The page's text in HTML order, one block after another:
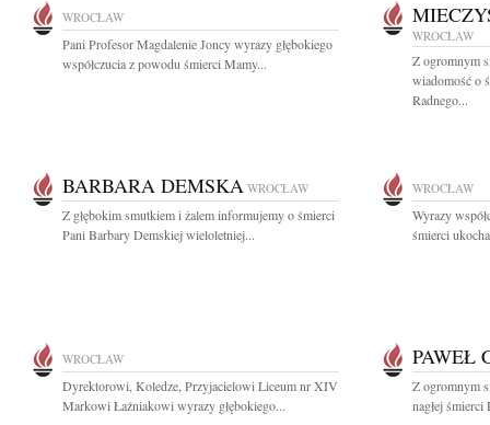
WROCŁAW
Pani Profesor Magdalenie Joncy wyrazy głębokiego
współczucia z powodu śmierci Mamy...
WROCŁAW
Z ogromnym
wiadomość o
Radnego...
BARBARA DEMSKA WROCŁAW
Z głębokim smutkiem i żalem informujemy o śmierci
Pani Barbary Demskiej wieloletniej...
WROCŁAW
Wyrazy
śmierci
WROCŁAW
Dyrektorowi, Koledze, Przyjacielowi Liceum nr XIV
Markowi Łaźniakowi wyrazy głębokiego...
PAWEŁ
Z ogromnym
nagłej śmierci